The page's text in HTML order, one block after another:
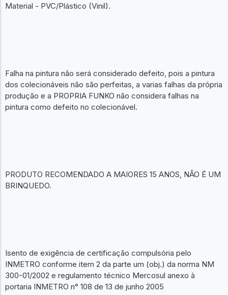
Material - PVC/Plástico (Vinil).
Falha na pintura não será considerado defeito, pois a pintura
dos colecionáveis não são perfeitas, a varias falhas da própria
produção e a PROPRIA FUNKO não considera falhas na
pintura como defeito no colecionável.
PRODUTO RECOMENDADO A MAIORES 15 ANOS, NÃO É UM
BRINQUEDO.
Isento de exigência de certificação compulsória pelo
INMETRO conforme item 2 da parte um (obj.) da norma NM
300-01/2002 e regulamento técnico Mercosul anexo à
portaria INMETRO n° 108 de 13 de junho 2005